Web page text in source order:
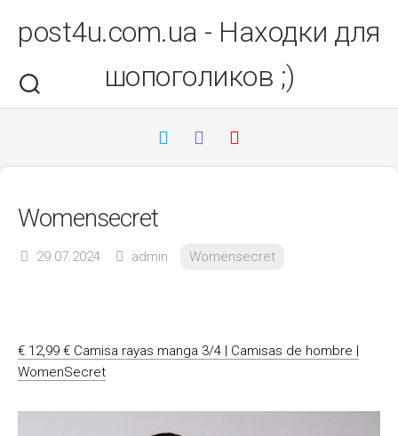
вмістуpost4u.com.ua - Находки для
шопоголиков ;)
Womensecret
29.07.2024 admin Womensecret
€ 12,99 € Camisa rayas manga 3/4 | Camisas de hombre |
WomenSecret